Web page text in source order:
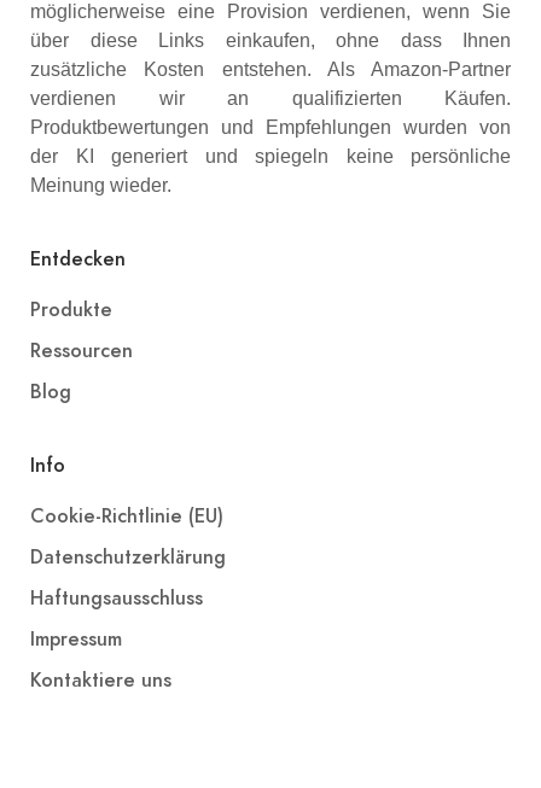
möglicherweise eine Provision verdienen, wenn Sie
über diese Links einkaufen, ohne dass Ihnen
zusätzliche Kosten entstehen. Als Amazon-Partner
verdienen wir an qualifizierten Käufen.
Produktbewertungen und Empfehlungen wurden von
der KI generiert und spiegeln keine persönliche
Meinung wieder.
Entdecken
Produkte
Ressourcen
Blog
Info
Cookie-Richtlinie (EU)
Datenschutzerklärung
Haftungsausschluss
Impressum
Kontaktiere uns